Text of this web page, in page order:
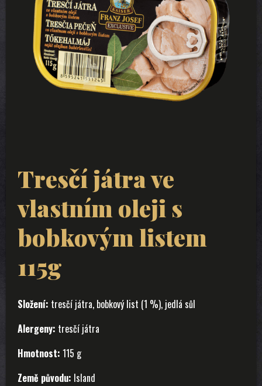
Tresčí játra ve
vlastním oleji s
bobkovým listem
115g
Složení: tresčí játra, bobkový list (1 %), jedlá sůl
Alergeny: tresčí játra
Hmotnost: 115 g
Země původu: Island